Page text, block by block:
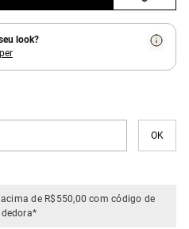
look?
de R$550,00 com código de